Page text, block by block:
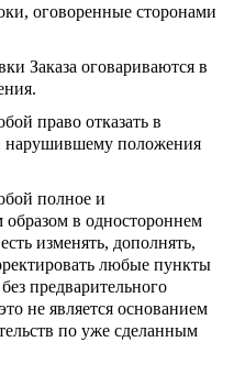
оговоренные сторонами
Заказа оговариваются в
право отказать в
нарушившему положения
полное и
в одностороннем
изменять, дополнять,
любые пункты
предварительного
не является основанием
по уже сделанным